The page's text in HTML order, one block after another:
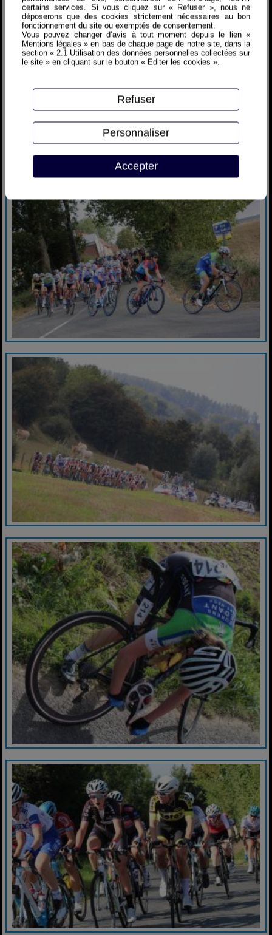
certains services. Si vous cliquez sur « Refuser », nous ne
déposerons que des cookies strictement nécessaires au bon
fonctionnement du site ou exemptés de consentement.
Vous pouvez changer d’avis à tout moment depuis le lien «
Mentions légales » en bas de chaque page de notre site, dans la
section « 2.1 Utilisation des données personnelles collectées sur
le site » en cliquant sur le bouton « Editer les cookies ».
Accepter
Refuser
Personnaliser